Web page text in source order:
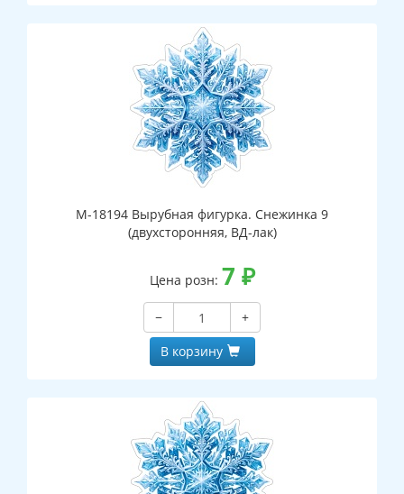
М-18194 Вырубная фигурка. Снежинка 9
(двухсторонняя, ВД-лак)
Цена розн: 7 ₽
−
+
В корзину